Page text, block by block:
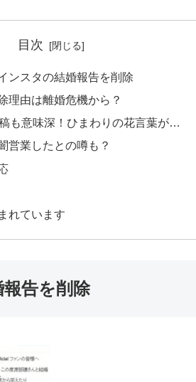
目次
ンスタの結婚報告を削除
理由は離婚危機から？
も意味深！ひまわりの花言葉が…
営業したとの噂も？
れています
告を削除